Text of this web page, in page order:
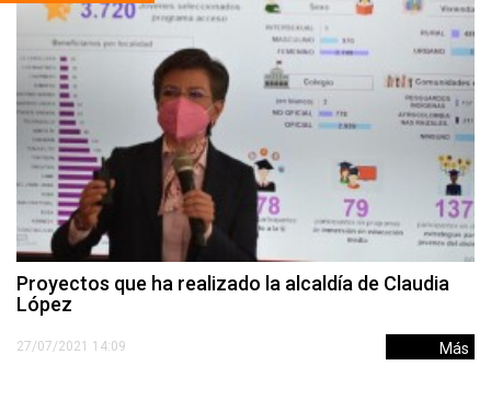
Proyectos que ha realizado la alcaldía de Claudia
López
27/07/2021 14:09 Más